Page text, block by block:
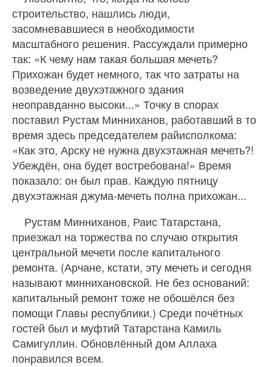
строительство, нашлись люди,
засомневавшиеся в необходимости
масштабного решения. Рассуждали примерно
так: «К чему нам такая большая мечеть?
Прихожан будет немного, так что затраты на
возведение двухэтажного здания
неоправданно высоки...» Точку в спорах
поставил Рустам Минниханов, работавший в то
время здесь председателем райисполкома:
«Как это, Арску не нужна двухэтажная мечеть?!
Убеждён, она будет востребована!» Время
показало: он был прав. Каждую пятницу
двухэтажная джума-мечеть полна прихожан...
Рустам Минниханов, Раис Татарстана,
приезжал на торжества по случаю открытия
центральной мечети после капитального
ремонта. (Арчане, кстати, эту мечеть и сегодня
называют миннихановской. Не без оснований:
капитальный ремонт тоже не обошёлся без
помощи Главы республики.) Среди почётных
гостей был и муфтий Татарстана Камиль
Самигуллин. Обновлённый дом Аллаха
понравился всем.